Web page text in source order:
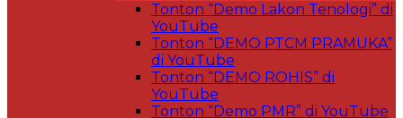
Tonton “Demo Lakon Tenologi” di
YouTube
Tonton “DEMO PTCM PRAMUKA”
di YouTube
Tonton “DEMO ROHIS” di
YouTube
Tonton “Demo PMR” di YouTube